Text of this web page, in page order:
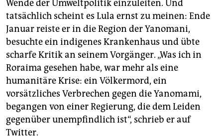
Wende der Umweltpolitik einzuleiten. Und
tatsächlich scheint es Lula ernst zu meinen: Ende
Januar reiste er in die Region der Yanomani,
besuchte ein indigenes Krankenhaus und übte
scharfe Kritik an seinem Vorgänger. „Was ich in
Roraima gesehen habe, war mehr als eine
humanitäre Krise: ein Völkermord, ein
vorsätzliches Verbrechen gegen die Yanomami,
begangen von einer Regierung, die dem Leiden
gegenüber unempfindlich ist“, schrieb er auf
Twitter.